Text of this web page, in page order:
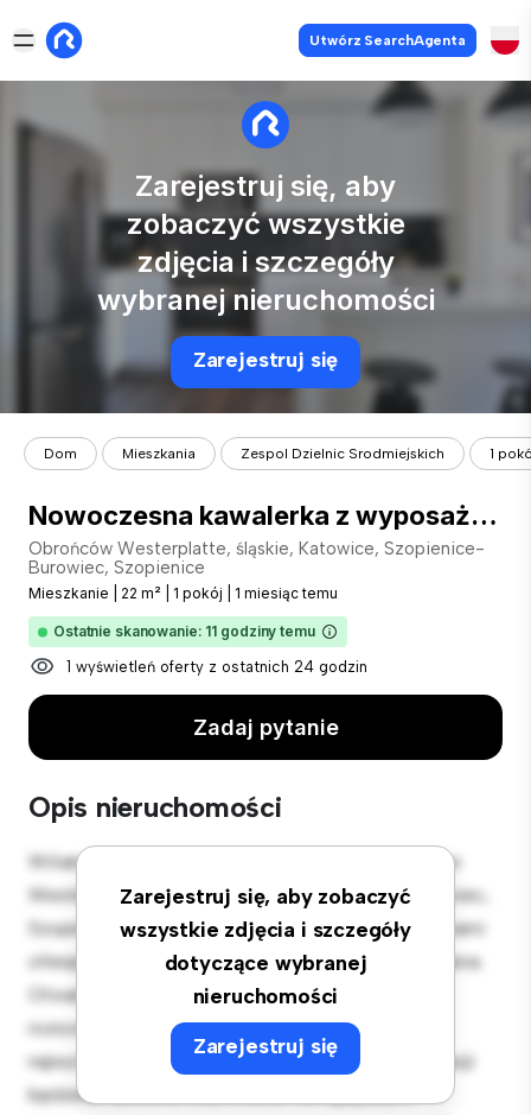
Utwórz SearchAgenta
Zarejestruj się, aby
zobaczyć wszystkie
zdjęcia i szczegóły
wybranej nieruchomości
Zarejestruj się
Dom Mieszkania Zespol Dzielnic Srodmiejskich 1
Nowoczesna kawalerka z wyposażeniem
Obrońców Westerplatte, śląskie, Katowice, Szopienice-
Burowiec, Szopienice
Mieszkanie 22 m² 1 pokój 1 miesiąc temu
Ostatnie skanowanie: 11 godziny temu
1 wyświetleń oferty z ostatnich 24 godzin
Zadaj pytanie
Opis nieruchomości
Zarejestruj się, aby zobaczyć
wszystkie zdjęcia i szczegóły
dotyczące wybranej
nieruchomości
Zarejestruj się
Witamy w Twojej nowej miejskiej oazie w Obrońców
Westerplatte, śląskie, Katowice, Szopienice-Burowiec,
Szopienice! Ten nowoczesny apartament z 1 sypialniami
oferuje stylową i przytulną przestrzeń do zamieszkania.
Otwarta koncepcja układu idealnie nadaje się do
rozrywki, a elegancka kuchnia jest wyposażona w
najwyższej jakości sprzęt. Dzięki doskonałej lokalizacji
będziesz zaledwie kilka kroków od najlepszych